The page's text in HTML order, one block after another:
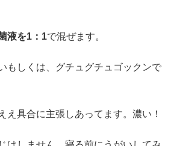
液を1：1で混ぜます。
もしくは、グチュグチュゴックンで
え具合に主張しあってます。濃い！